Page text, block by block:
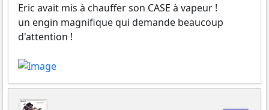
Eric avait mis à chauffer son CASE à vapeur !
un engin magnifique qui demande beaucoup
d'attention !